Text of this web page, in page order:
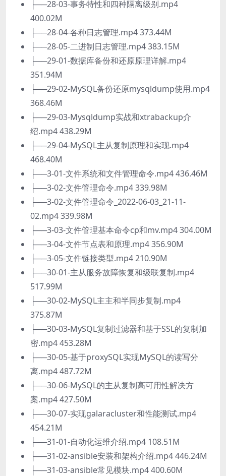
├──28-03-事务特性和四种隔离级别.mp4
400.02M
├──28-04-各种日志管理.mp4 373.44M
├──28-05-二进制日志管理.mp4 383.15M
├──29-01-数据库备份和还原原理详解.mp4
351.94M
├──29-02-MySQL备份还原mysqldump使用.mp4
368.46M
├──29-03-Mysqldump实战和xtrabackup介
绍.mp4 438.29M
├──29-04-MySQL主从复制原理和实现.mp4
468.40M
├──3-01-文件系统和文件管理命令.mp4 436.46M
├──3-02-文件管理命令.mp4 339.98M
├──3-02-文件管理命令_2022-06-03_21-11-
02.mp4 339.98M
├──3-03-文件管理基本命令cp和mv.mp4 304.00M
├──3-04-文件节点表和原理.mp4 356.90M
├──3-05-文件链接类型.mp4 210.90M
├──30-01-主从服务故障恢复和级联复制.mp4
517.99M
├──30-02-MySQL主主和半同步复制.mp4
375.87M
├──30-03-MySQL复制过滤器和基于SSL的复制加
密.mp4 453.28M
├──30-05-基于proxySQL实现MySQL的读写分
离.mp4 487.72M
├──30-06-MySQL的主从复制高可用性解决方
案.mp4 427.50M
├──30-07-实现galaracluster和性能测试.mp4
454.21M
├──31-01-自动化运维介绍.mp4 108.51M
├──31-02-ansible安装和架构介绍.mp4 446.24M
├──31-03-ansible常见模块.mp4 400.60M